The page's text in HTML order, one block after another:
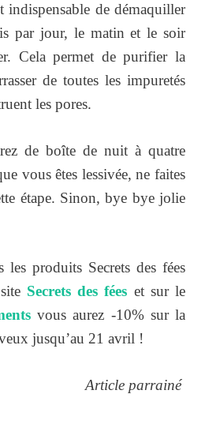
indispensable de démaquiller
par jour, le matin et le soir
Cela permet de purifier la
de toutes les impuretés
les pores.
de boîte de nuit à quatre
vous êtes lessivée, ne faites
étape. Sinon, bye bye jolie
produits Secrets des fées
Secrets des fées et sur le
vous aurez -10% sur la
jusqu’au 21 avril !
Article parrainé